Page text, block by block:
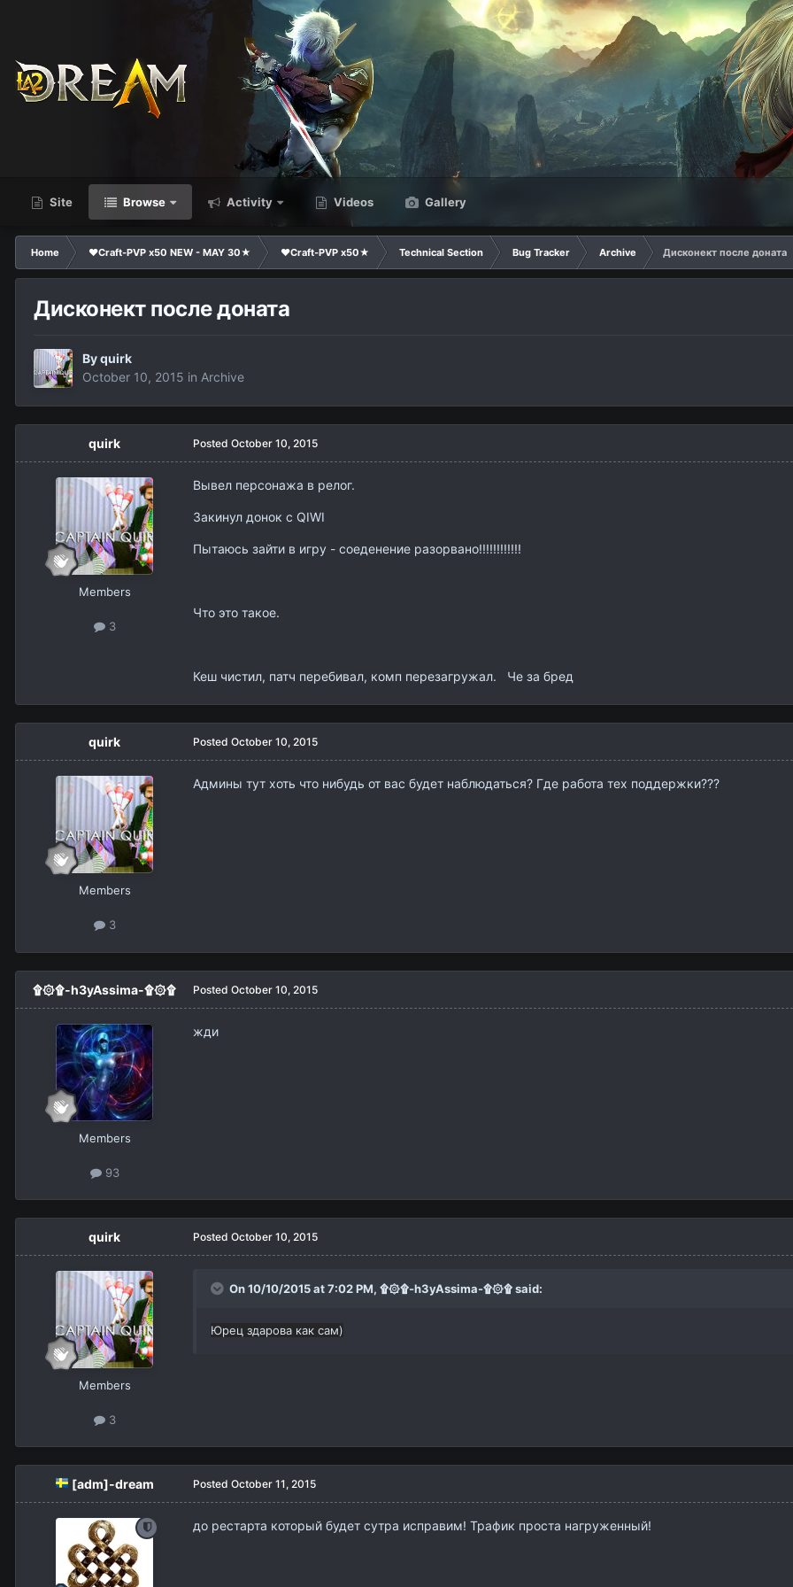
Site Browse Activity Videos Gallery
Home ❤Craft-PVP x50 NEW - MAY 30★ ❤Craft-PVP x50★ Technical Section Bug Tracker Archive
Дисконект после доната
Дисконект после доната
Byquirk
October 10, 2015 in Archive
quirk
Members
3
Posted October 10, 2015
Вывел персонажа в релог.
Закинул донок с QIWI
Пытаюсь зайти в игру - соеденение разорвано!!!!!!!!!!!!
Что это такое.
Кеш чистил, патч перебивал, комп перезагружал. Че за бред
quirk
Members
3
Posted October 10, 2015
Админы тут хоть что нибудь от вас будет наблюдаться? Где работа тех поддержки???
۩۞۩-h3yAssima-۩۞۩
Members
93
Posted October 10, 2015
жди
quirk
Members
3
Posted October 10, 2015
On 10/10/2015 at 7:02 PM, ۩۞۩-h3yAssima-۩۞۩said:
Юрец здарова как сам)
[adm]-dream Posted October 11, 2015
до рестарта который будет сутра исправим! Трафик проста нагруженный!